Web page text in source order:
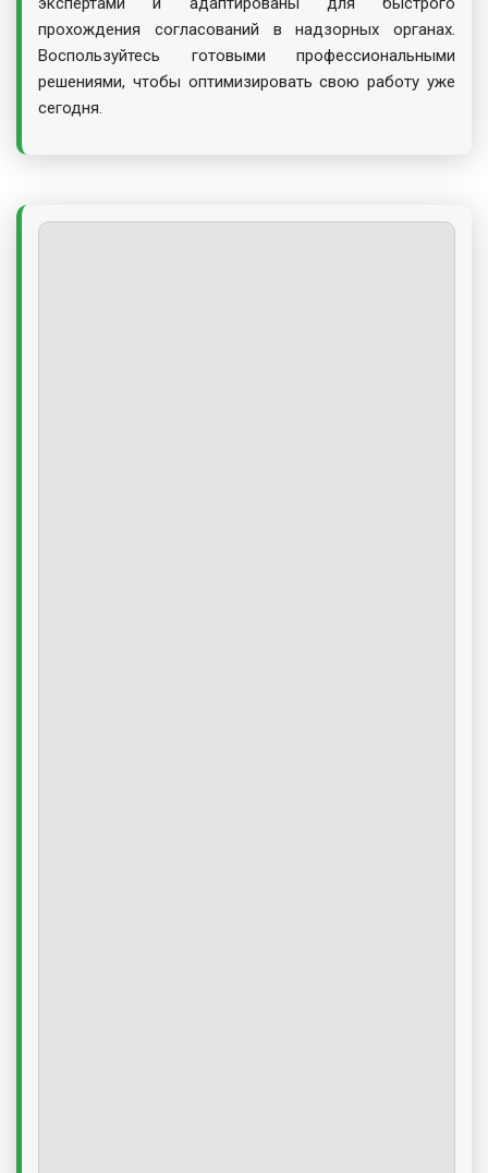
прохождения согласований в надзорных органах.
Воспользуйтесь готовыми профессиональными
решениями, чтобы оптимизировать свою работу уже
сегодня.